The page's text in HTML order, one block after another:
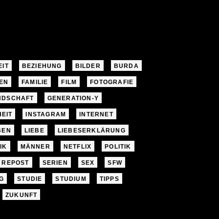
BEZIEHUNG BILDER BURDA
FAMILIE FILM FOTOGRAFIE
GENERATION-Y
INSTAGRAM INTERNET
LIEBE LIEBESERKLÄRUNG
MÄNNER NETFLIX POLITIK
REPOST SERIEN SEX SFW
STUDIE STUDIUM TIPPS
ZUKUNFT